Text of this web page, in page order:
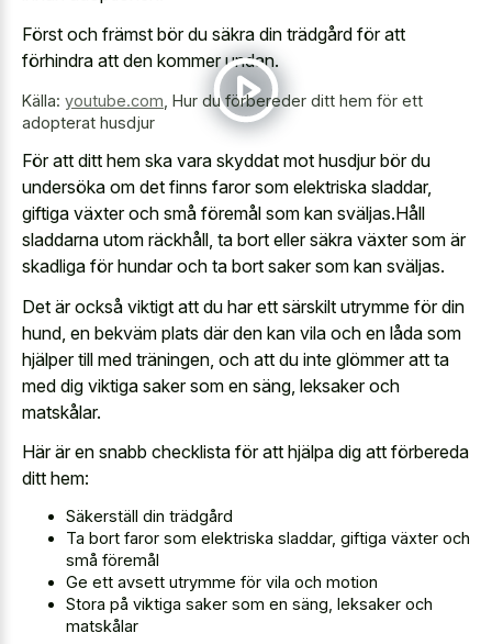
Först och främst bör du säkra din trädgård för att
förhindra att den kommer undan.
Källa: youtube.com Hur du förbereder ditt hem för ett
adopterat husdjur
För att ditt hem ska vara skyddat mot husdjur bör du
undersöka om det finns faror som elektriska sladdar,
giftiga växter och små föremål som kan sväljas.Håll
sladdarna utom räckhåll, ta bort eller säkra växter som är
skadliga för hundar och ta bort saker som kan sväljas.
Det är också viktigt att du har ett särskilt utrymme för din
hund, en bekväm plats där den kan vila och en låda som
hjälper till med träningen, och att du inte glömmer att ta
med dig viktiga saker som en säng, leksaker och
matskålar.
Här är en snabb checklista för att hjälpa dig att förbereda
ditt hem:
Säkerställ din trädgård
Ta bort faror som elektriska sladdar, giftiga växter och
små föremål
Ge ett avsett utrymme för vila och motion
Stora på viktiga saker som en säng, leksaker och
matskålar